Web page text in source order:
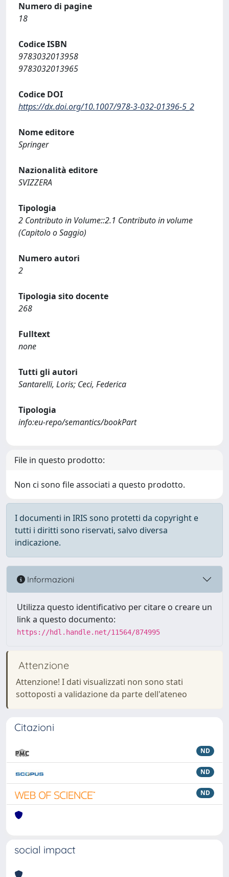
Numero di pagine
18
Codice ISBN
9783032013958
9783032013965
Codice DOI
https://dx.doi.org/10.1007/978-3-032-01396-5_2
Nome editore
Springer
Nazionalità editore
SVIZZERA
Tipologia
2 Contributo in Volume::2.1 Contributo in volume
(Capitolo o Saggio)
Numero autori
2
Tipologia sito docente
268
Fulltext
none
Tutti gli autori
Santarelli, Loris; Ceci, Federica
Tipologia
info:eu-repo/semantics/bookPart
File in questo prodotto:
Non ci sono file associati a questo prodotto.
I documenti in IRIS sono protetti da copyright e
tutti i diritti sono riservati, salvo diversa
indicazione.
Informazioni
Utilizza questo identificativo per citare o creare un
link a questo documento:
https://hdl.handle.net/11564/874995
Attenzione
Attenzione! I dati visualizzati non sono stati
sottoposti a validazione da parte dell'ateneo
Citazioni
ND
ND
ND
social impact